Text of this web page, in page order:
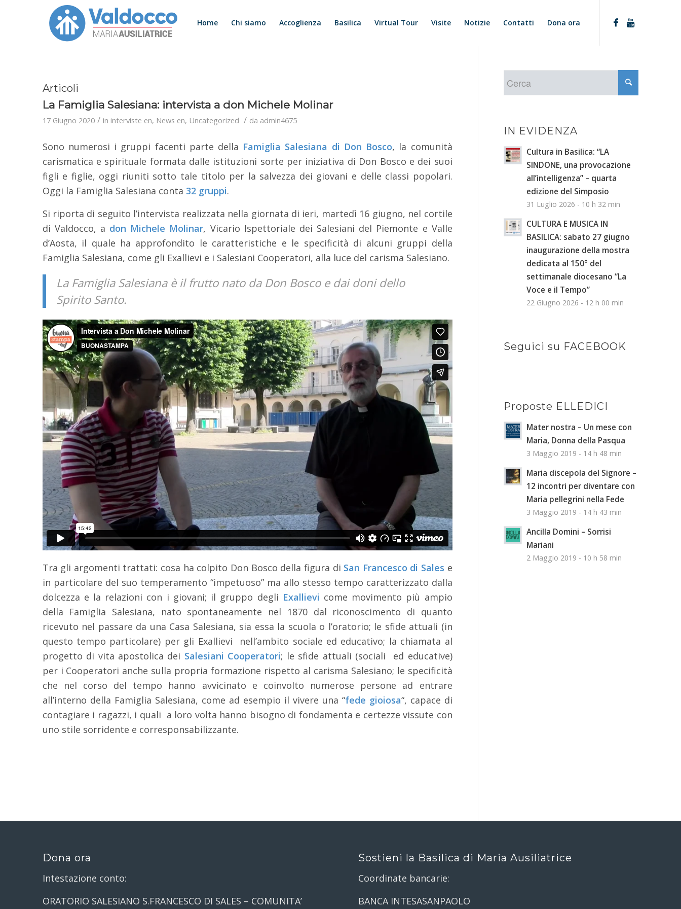
Home Chi siamo Accoglienza Basilica Virtual Tour Visite Notizie Contatti Dona ora
Articoli
La Famiglia Salesiana: intervista a don Michele Molinar
17 Giugno 2020 / in interviste en, News en, Uncategorized / da admin4675
Sono numerosi i gruppi facenti parte della Famiglia Salesiana di Don Bosco, la comunità
carismatica e spirituale formata dalle istituzioni sorte per iniziativa di Don Bosco e dei suoi
figli e figlie, oggi riuniti sotto tale titolo per la salvezza dei giovani e delle classi popolari.
Oggi la Famiglia Salesiana conta 32 gruppi.
Si riporta di seguito l’intervista realizzata nella giornata di ieri, martedì 16 giugno, nel cortile
di Valdocco, a don Michele Molinar, Vicario Ispettoriale dei Salesiani del Piemonte e Valle
d’Aosta, il quale ha approfondito le caratteristiche e le specificità di alcuni gruppi della
Famiglia Salesiana, come gli Exallievi e i Salesiani Cooperatori, alla luce del carisma Salesiano.
La Famiglia Salesiana è il frutto nato da Don Bosco e dai doni dello
Spirito Santo.
Tra gli argomenti trattati: cosa ha colpito Don Bosco della figura di San Francesco di Sales e
in particolare del suo temperamento “impetuoso” ma allo stesso tempo caratterizzato dalla
dolcezza e la relazioni con i giovani; il gruppo degli Exallievi come movimento più ampio
della Famiglia Salesiana, nato spontaneamente nel 1870 dal riconoscimento di quanto
ricevuto nel passare da una Casa Salesiana, sia essa la scuola o l’oratorio; le sfide attuali (in
questo tempo particolare) per gli Exallievi nell’ambito sociale ed educativo; la chiamata al
progetto di vita apostolica dei Salesiani Cooperatori; le sfide attuali (sociali ed educative)
per i Cooperatori anche sulla propria formazione rispetto al carisma Salesiano; le specificità
che nel corso del tempo hanno avvicinato e coinvolto numerose persone ad entrare
all’interno della Famiglia Salesiana, come ad esempio il vivere una “fede gioiosa“, capace di
contagiare i ragazzi, i quali a loro volta hanno bisogno di fondamenta e certezze vissute con
uno stile sorridente e corresponsabilizzante.
IN EVIDENZA
Cultura in Basilica: “LA
SINDONE, una provocazione
all’intelligenza” – quarta
edizione del Simposio
31 Luglio 2026 - 10 h 32 min
CULTURA E MUSICA IN
BASILICA: sabato 27 giugno
inaugurazione della mostra
dedicata al 150° del
settimanale diocesano “La
Voce e il Tempo”
22 Giugno 2026 - 12 h 00 min
Seguici su FACEBOOK
Proposte ELLEDICI
Mater nostra – Un mese con
Maria, Donna della Pasqua
3 Maggio 2019 - 14 h 48 min
Maria discepola del Signore –
12 incontri per diventare con
Maria pellegrini nella Fede
3 Maggio 2019 - 14 h 43 min
Ancilla Domini – Sorrisi
Mariani
2 Maggio 2019 - 10 h 58 min
Dona ora
Intestazione conto:
ORATORIO SALESIANO S.FRANCESCO DI SALES – COMUNITA’
Sostieni la Basilica di Maria Ausiliatrice
Coordinate bancarie:
BANCA INTESASANPAOLO